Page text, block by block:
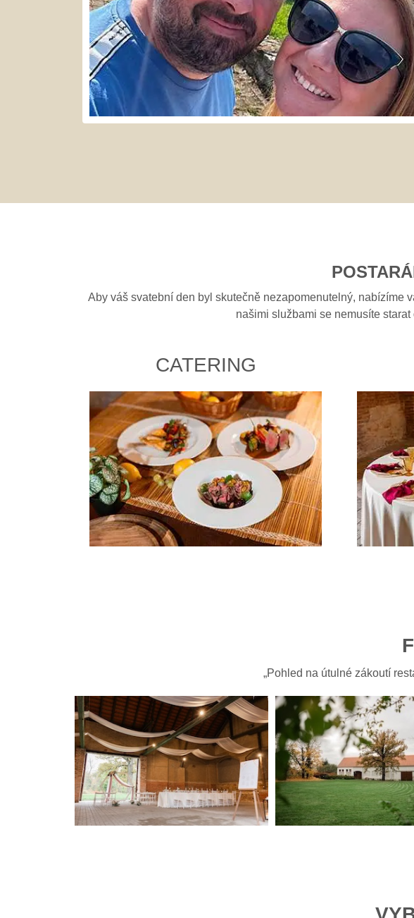
Aby váš svatební den byl skutečně nezapomenutelný, nabízíme
našimi službami se nemusíte
CATERING
„Pohled na útulné zákoutí